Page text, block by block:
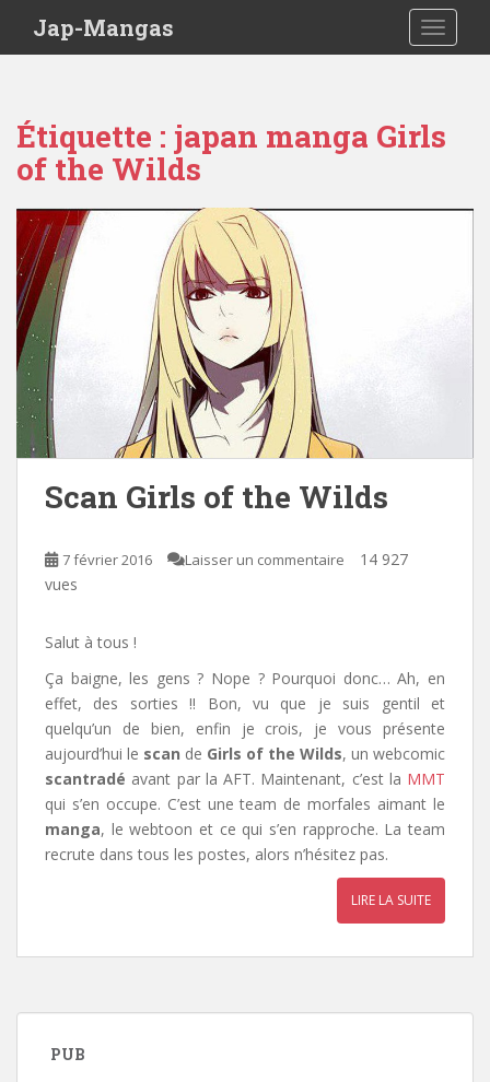
Jap-Mangas
Étiquette : japan manga Girls
of the Wilds
Scan Girls of the Wilds
7 février 2016 Laisser un commentaire
14 927
vues
Salut à tous !
Ça baigne, les gens ? Nope ? Pourquoi donc… Ah, en
effet, des sorties !! Bon, vu que je suis gentil et
quelqu’un de bien, enfin je crois, je vous présente
aujourd’hui le scan de Girls of the Wilds, un webcomic
scantradé avant par la AFT. Maintenant, c’est la MMT
qui s’en occupe. C’est une team de morfales aimant le
manga, le webtoon et ce qui s’en rapproche. La team
recrute dans tous les postes, alors n’hésitez pas.
LIRE LA SUITE
PUB